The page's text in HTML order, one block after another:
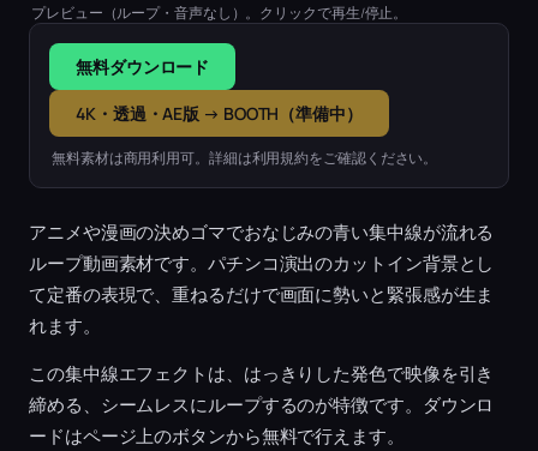
プレビュー（ループ・音声なし）。クリックで再生/停止。
無料ダウンロード
4K・透過・AE版 → BOOTH（準備中）
無料素材は商用利用可。詳細は利用規約をご確認ください。
アニメや漫画の決めゴマでおなじみの青い集中線が流れる
ループ動画素材です。パチンコ演出のカットイン背景とし
て定番の表現で、重ねるだけで画面に勢いと緊張感が生ま
れます。
この集中線エフェクトは、はっきりした発色で映像を引き
締める、シームレスにループするのが特徴です。ダウンロ
ードはページ上のボタンから無料で行えます。